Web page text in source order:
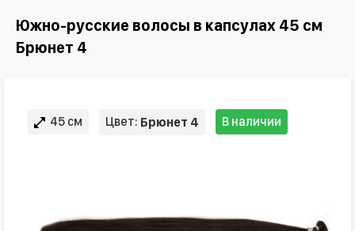
Южно-русские волосы в капсулах 45 см
Брюнет 4
45 см Цвет: Брюнет 4 В наличии